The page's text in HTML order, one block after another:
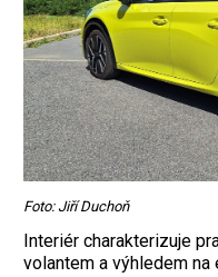
Foto: Jiří Duchoň
Interiér charakterizuje
volantem a výhledem